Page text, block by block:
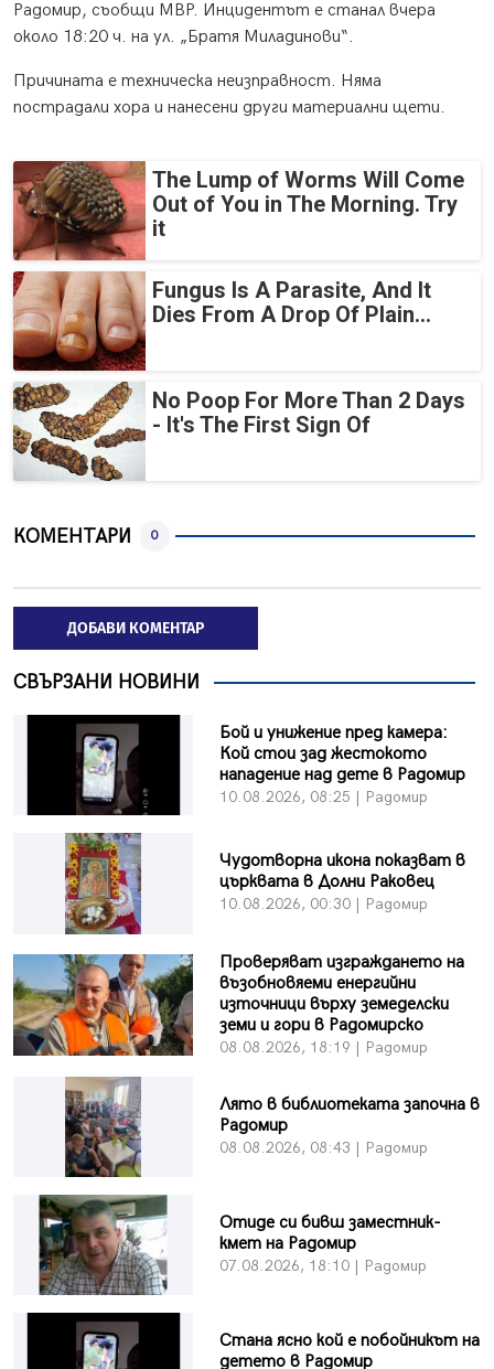
Радомир, съобщи МВР. Инцидентът е станал вчера
около 18:20 ч. на ул. „Братя Миладинови“.
Причината е техническа неизправност. Няма
пострадали хора и нанесени други материални щети.
The Lump of Worms Will Come
Out of You in The Morning. Try
it
Fungus Is A Parasite, And It
Dies From A Drop Of Plain...
No Poop For More Than 2 Days
- It's The First Sign Of
КОМЕНТАРИ 0
ДОБАВИ КОМЕНТАР
СВЪРЗАНИ НОВИНИ
Бой и унижение пред камера:
Кой стои зад жестокото
нападение над дете в Радомир
10.08.2026, 08:25 | Радомир
Чудотворна икона показват в
църквата в Долни Раковец
10.08.2026, 00:30 | Радомир
Проверяват изграждането на
възобновяеми енергийни
източници върху земеделски
земи и гори в Радомирско
08.08.2026, 18:19 | Радомир
Лято в библиотеката започна в
Радомир
08.08.2026, 08:43 | Радомир
Отиде си бивш заместник-
кмет на Радомир
07.08.2026, 18:10 | Радомир
Стана ясно кой е побойникът на
детето в Радомир